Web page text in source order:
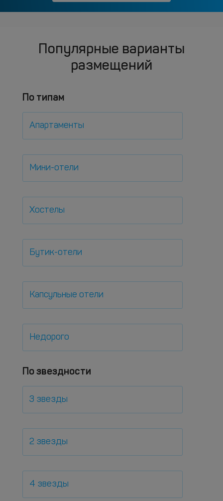
Популярные варианты
размещений
По типам
Апартаменты
Мини-отели
Хостелы
Бутик-отели
Капсульные отели
Недорого
По звездности
3 звезды
2 звезды
4 звезды